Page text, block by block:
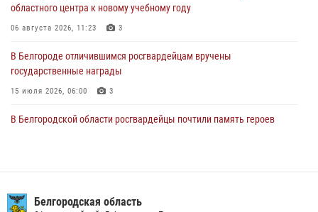
Офицеры Росгвардии и ветераны войск правопорядка почтили
05 августа 2026, 17:12 2
областного центра к новому учебному году
06 августа 2026, 11:23 3
В Белгороде отличившимся росгвардейцам вручены
государственные награды
15 июля 2026, 06:00 3
В Белгородской области росгвардейцы почтили память героев
беседу по профилактике аварийности
Белгородская область